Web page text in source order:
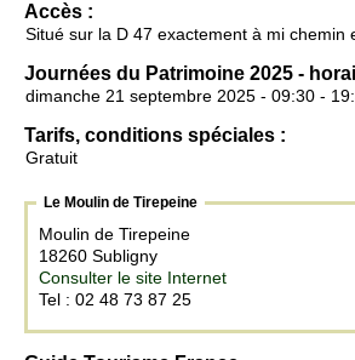
Accès :
Situé sur la D 47 exactement à mi chemin
Journées du Patrimoine 2025 -
dimanche 21 septembre 2025 - 09:30 -
Tarifs, conditions spéciales :
Gratuit
Le Moulin de Tirepeine
Moulin de Tirepeine
18260 Subligny
Consulter le site Internet
Tel : 02 48 73 87 25